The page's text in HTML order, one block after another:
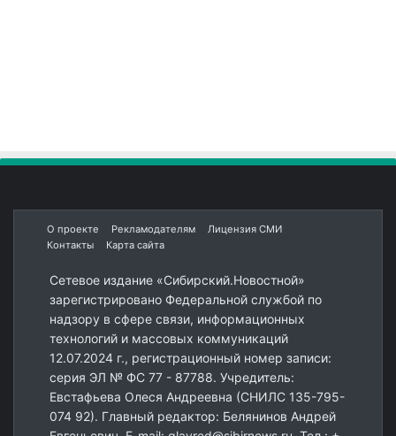
О проекте Рекламодателям
Лицензия СМИ
Контакты
Карта сайта
Сетевое издание «Сибирский.Новостной»
зарегистрировано Федеральной службой по
надзору в сфере связи, информационных
технологий и массовых коммуникаций
12.07.2024 г., регистрационный номер записи:
серия ЭЛ № ФС 77 - 87788. Учредитель:
Евстафьева Олеся Андреевна (СНИЛС 135-795-
074 92). Главный редактор: Белянинов Андрей